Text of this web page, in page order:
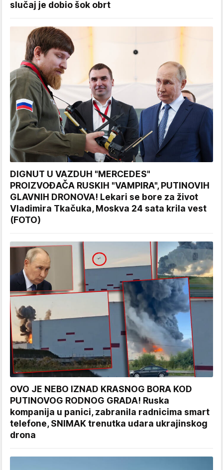
slučaj je dobio šok obrt
DIGNUT U VAZDUH "MERCEDES"
PROIZVOĐAČA RUSKIH "VAMPIRA", PUTINOVIH
GLAVNIH DRONOVA! Lekari se bore za život
Vladimira Tkačuka, Moskva 24 sata krila vest
(FOTO)
OVO JE NEBO IZNAD KRASNOG BORA KOD
PUTINOVOG RODNOG GRADA! Ruska
kompanija u panici, zabranila radnicima smart
telefone, SNIMAK trenutka udara ukrajinskog
drona